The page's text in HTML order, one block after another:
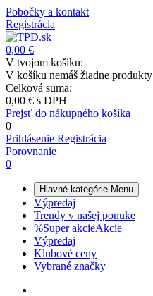
Pobočky a kontakt
Registrácia
0,00 €
V tvojom košíku:
V košíku nemáš žiadne produkty
Celková suma:
0,00 € s DPH
Prejsť do nákupného košíka
0
Prihlásenie Registrácia
Porovnanie
0
Hlavné kategórie Menu
Výpredaj
Trendy v našej ponuke
%Super akcieAkcie
Výpredaj
Klubové ceny
Vybrané značky